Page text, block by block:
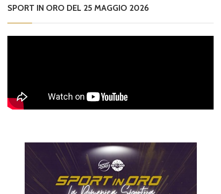
SPORT IN ORO DEL 25 MAGGIO 2026